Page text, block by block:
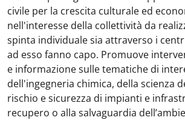
civile per la crescita culturale ed
nell'interesse della collettività da
spinta individuale sia attraverso i
ad esso fanno capo. Promuove
e informazione sulle tematiche di
dell'ingegneria chimica, della scienza
rischio e sicurezza di impianti e
recupero o alla salvaguardia